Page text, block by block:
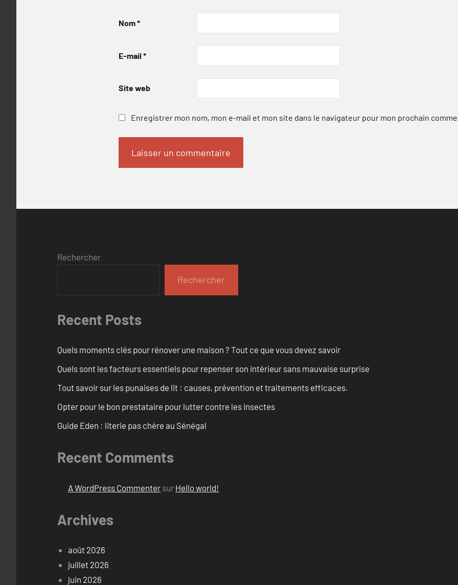
Nom*
E-mail *
Site web
Enregistrer mon nom, mon e-mail et mon site dans le navigateur pour mon prochain
Rechercher
Rechercher
Recent Posts
Quels moments clés pour rénover une maison ? Tout ce que vous devez savoir
Quels sont les facteurs essentiels pour repenser son intérieur sans mauvaise surprise
Tout savoir sur les punaises de lit : causes, prévention et traitements efficaces.
Opter pour le bon prestataire pour lutter contre les insectes
Guide Eden : literie pas chère au Sénégal
Recent Comments
A WordPress Commenter sur Hello world!
Archives
août 2026
juillet 2026
juin 2026